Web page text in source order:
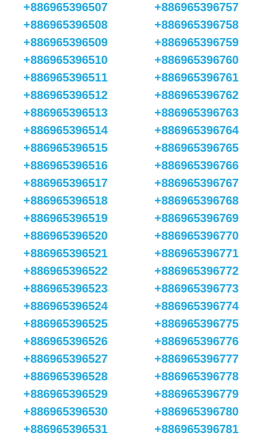
+886965396507
+886965396508
+886965396509
+886965396510
+886965396511
+886965396512
+886965396513
+886965396514
+886965396515
+886965396516
+886965396517
+886965396518
+886965396519
+886965396520
+886965396521
+886965396522
+886965396523
+886965396524
+886965396525
+886965396526
+886965396527
+886965396528
+886965396529
+886965396530
+886965396531
+886965396757
+886965396758
+886965396759
+886965396760
+886965396761
+886965396762
+886965396763
+886965396764
+886965396765
+886965396766
+886965396767
+886965396768
+886965396769
+886965396770
+886965396771
+886965396772
+886965396773
+886965396774
+886965396775
+886965396776
+886965396777
+886965396778
+886965396779
+886965396780
+886965396781